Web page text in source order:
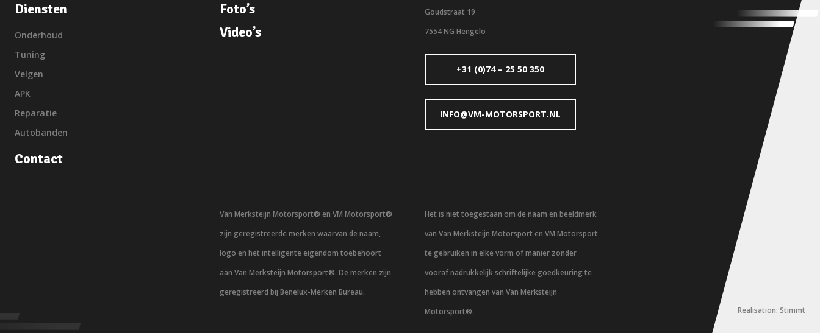
Diensten
Onderhoud
Tuning
Velgen
APK
Reparatie
Autobanden
Contact
Foto’s
Video’s
Goudstraat 19
7554 NG Hengelo
+31 (0)74 – 25 50 350
INFO@VM-MOTORSPORT.NL
Van Merksteijn Motorsport® en VM Motorsport®
zijn geregistreerde merken waarvan de naam,
logo en het intelligente eigendom toebehoort
aan Van Merksteijn Motorsport®. De merken zijn
geregistreerd bij Benelux-Merken Bureau.
Het is niet toegestaan om de naam en beeldmerk
van Van Merksteijn Motorsport en VM Motorsport
te gebruiken in elke vorm of manier zonder
vooraf nadrukkelijk schriftelijke goedkeuring te
hebben ontvangen van Van Merksteijn
Motorsport®.
Realisation: Stimmt